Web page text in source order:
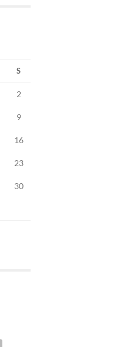
S
2
9
16
23
30